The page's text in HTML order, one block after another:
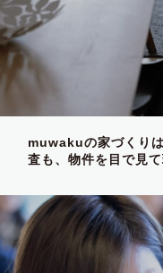
muwakuの家づくり
査も、物件を目で見